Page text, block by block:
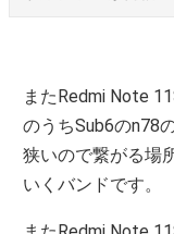
またRedmi Note
のうちSub6のn78
狭いので繋がる場
いくバンドです。